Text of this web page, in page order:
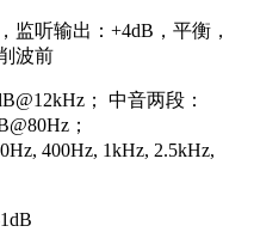
监听输出：+4dB，平衡，
波前
； 中音两段：
；
400Hz, 1kHz, 2.5kHz,